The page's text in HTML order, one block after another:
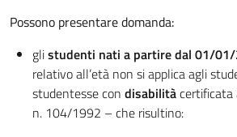
Possono presentare domanda:
glistudenti nati a partire dal 01/
relativo all’età non si applica agli
studentesse con disabilitàcertificata
n. 104/1992 – che risultino: